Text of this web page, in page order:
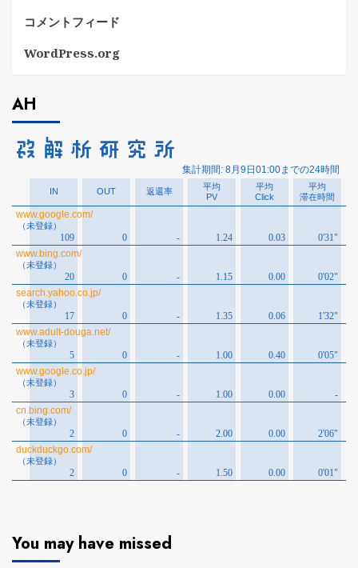
コメントフィード
WordPress.org
AH
You may have missed